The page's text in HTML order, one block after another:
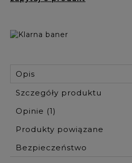
Opis
Szczegóły produktu
Opinie (1)
Produkty powiązane
Bezpieczeństwo